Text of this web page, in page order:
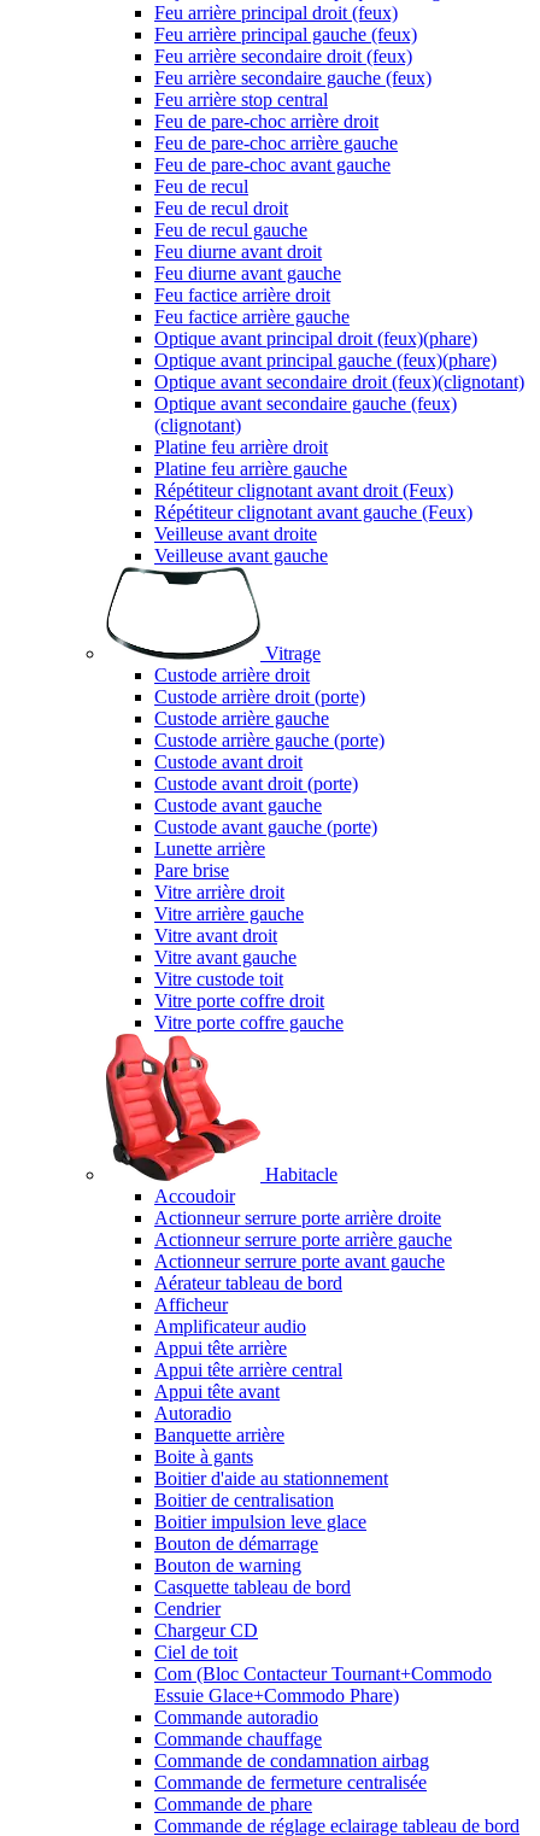
Feu arrière principal droit (feux)
Feu arrière principal gauche (feux)
Feu arrière secondaire droit (feux)
Feu arrière secondaire gauche (feux)
Feu arrière stop central
Feu de pare-choc arrière droit
Feu de pare-choc arrière gauche
Feu de pare-choc avant gauche
Feu de recul
Feu de recul droit
Feu de recul gauche
Feu diurne avant droit
Feu diurne avant gauche
Feu factice arrière droit
Feu factice arrière gauche
Optique avant principal droit (feux)(phare)
Optique avant principal gauche (feux)(phare)
Optique avant secondaire droit (feux)(clignotant)
Optique avant secondaire gauche (feux)
(clignotant)
Platine feu arrière droit
Platine feu arrière gauche
Répétiteur clignotant avant droit (Feux)
Répétiteur clignotant avant gauche (Feux)
Veilleuse avant droite
Veilleuse avant gauche
Vitrage
Custode arrière droit
Custode arrière droit (porte)
Custode arrière gauche
Custode arrière gauche (porte)
Custode avant droit
Custode avant droit (porte)
Custode avant gauche
Custode avant gauche (porte)
Lunette arrière
Pare brise
Vitre arrière droit
Vitre arrière gauche
Vitre avant droit
Vitre avant gauche
Vitre custode toit
Vitre porte coffre droit
Vitre porte coffre gauche
Habitacle
Accoudoir
Actionneur serrure porte arrière droite
Actionneur serrure porte arrière gauche
Actionneur serrure porte avant gauche
Aérateur tableau de bord
Afficheur
Amplificateur audio
Appui tête arrière
Appui tête arrière central
Appui tête avant
Autoradio
Banquette arrière
Boite à gants
Boitier d'aide au stationnement
Boitier de centralisation
Boitier impulsion leve glace
Bouton de démarrage
Bouton de warning
Casquette tableau de bord
Cendrier
Chargeur CD
Ciel de toit
Com (Bloc Contacteur Tournant+Commodo
Essuie Glace+Commodo Phare)
Commande autoradio
Commande chauffage
Commande de condamnation airbag
Commande de fermeture centralisée
Commande de phare
Commande de réglage eclairage tableau de bord